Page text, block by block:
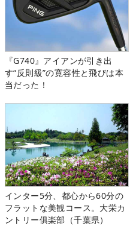
『G740』アイアンが引き出
す“反則級”の寛容性と飛びは本
当だった！
インター5分、都心から60分の
フラットな美観コース。大栄カ
ントリー俱楽部（千葉県）